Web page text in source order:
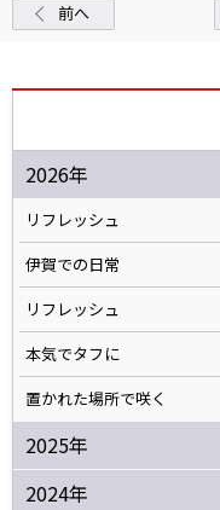
前へ
2026年
リフレッシュ
伊賀での日常
リフレッシュ
本気でタフに
置かれた場所で咲く
2025年
2024年